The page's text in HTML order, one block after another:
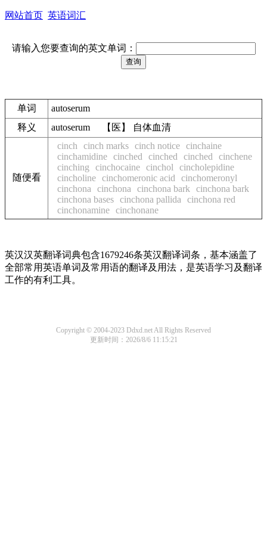
网站首页 英语词汇
请输入您要查询的英文单词：
单词
autoserum
释义
autoserum 【医】 自体血清
随便看
cinch cinch marks cinch notice cinchaine
cinchamidine cinched cinched cinched
cinchene
cinching
cinchocaine cinchol
cincholepidine
cincholine cinchomeronic acid
cinchomeronyl
cinchona
cinchona cinchona bark
cinchona bark
cinchona bases cinchona pallida
cinchona red
cinchonamine cinchonane
英汉汉英翻译词典包含1679246条英汉翻译词条，基本涵盖了
全部常用英语单词及常用语的翻译及用法，是英语学习及翻译
工作的有利工具。
Copyright © 2004-2023 Ddxd.net All Rights Reserved
更新时间：2026/8/6 11:15:21